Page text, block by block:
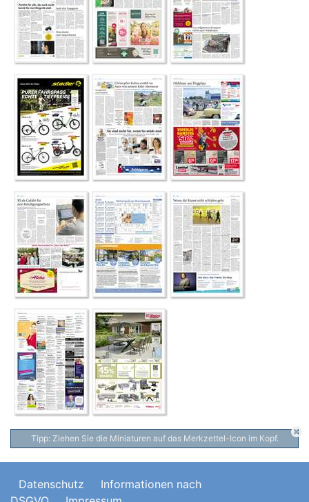
Tipp: Ziehen Sie die Miniaturen auf das Merkzettel-Icon im Kopf.
Datenschutz
Informationen nach